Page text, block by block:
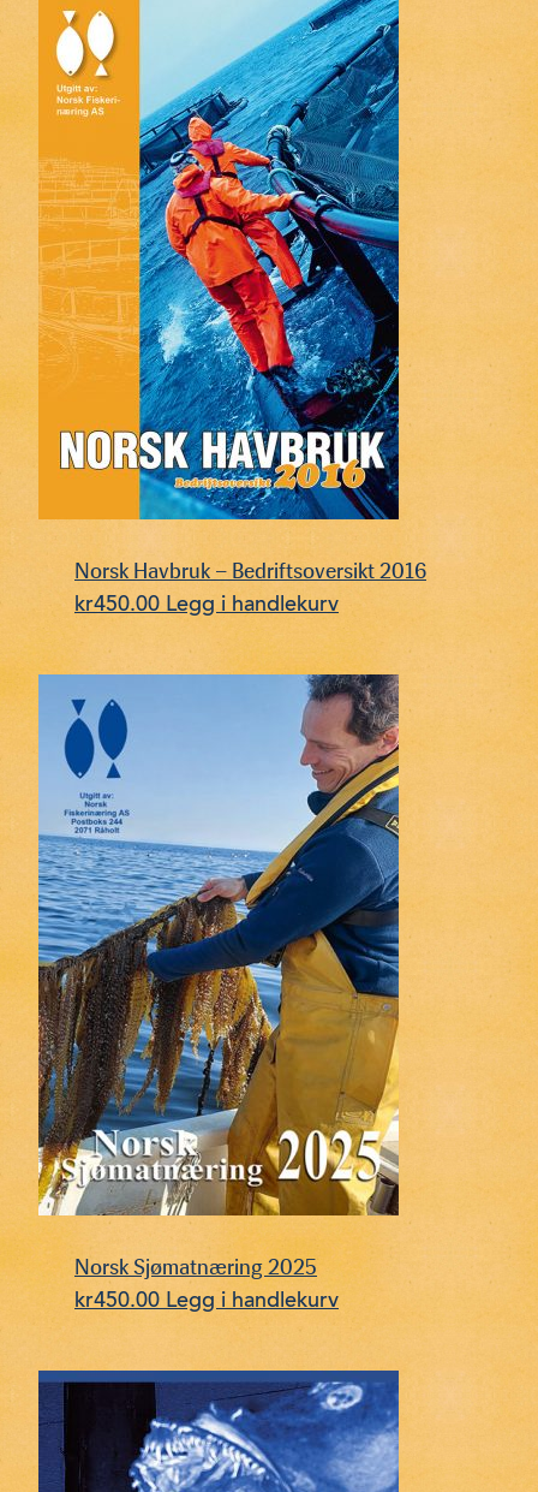
Norsk Havbruk – Bedriftsoversikt 2016
kr450.00 Legg i handlekurv
Norsk Sjømatnæring 2025
kr450.00 Legg i handlekurv